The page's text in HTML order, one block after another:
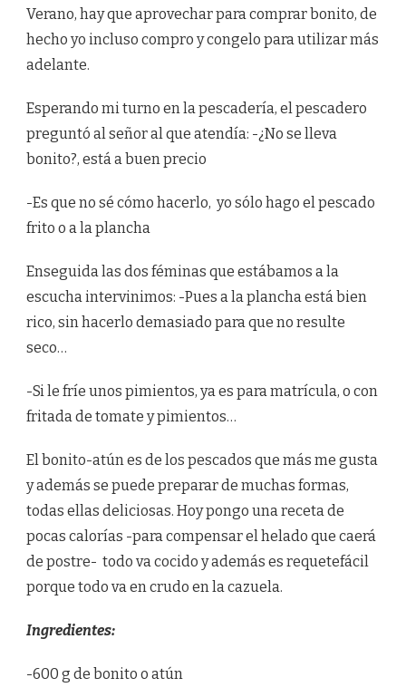
Verano, hay que aprovechar para comprar bonito, de
hecho yo incluso compro y congelo para utilizar más
adelante.
Esperando mi turno en la pescadería, el pescadero
preguntó al señor al que atendía: -¿No se lleva
bonito?, está a buen precio
-Es que no sé cómo hacerlo, yo sólo hago el pescado
frito o a la plancha
Enseguida las dos féminas que estábamos a la
escucha intervinimos: -Pues a la plancha está bien
rico, sin hacerlo demasiado para que no resulte
seco…
-Si le fríe unos pimientos, ya es para matrícula, o con
fritada de tomate y pimientos…
El bonito-atún es de los pescados que más me gusta
y además se puede preparar de muchas formas,
todas ellas deliciosas. Hoy pongo una receta de
pocas calorías -para compensar el helado que caerá
de postre- todo va cocido y además es requetefácil
porque todo va en crudo en la cazuela.
Ingredientes:
-600 g de bonito o atún